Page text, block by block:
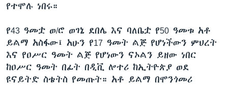
የተሞሉ ነበሩ።
የ43 ዓመቷ ወ/ሮ ወገኔ ደበሌ እና ባለቤቷ የ50 ዓመቱ አቶ
ይልማ አስፋው፤ አሁን የ17 ዓመት ልጅ የሆነችውን ምህረት
እና የዐሥር ዓመት ልጅ የሆነውን ናኦልን ይዘው ነበር
ከዐሥር ዓመት በፊት በዲቪ ሎተሪ ከኢትዮጵያ ወደ
ዩናይትድ ስቴትስ የመጡት። አቶ ይልማ በሞንጎመሪ